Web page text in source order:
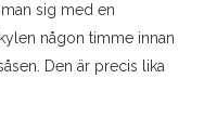
sig med en
någon timme innan
Den är precis lika